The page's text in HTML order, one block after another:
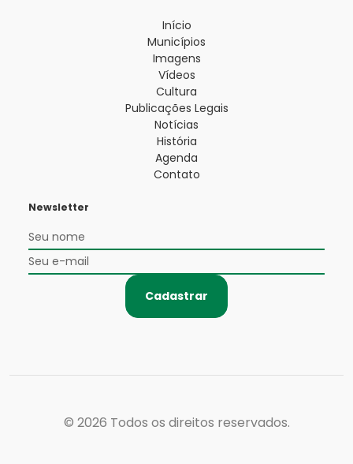
Início
Municípios
Imagens
Vídeos
Cultura
Publicações Legais
Notícias
História
Agenda
Contato
Newsletter
Cadastrar
© 2026 Todos os direitos reservados.